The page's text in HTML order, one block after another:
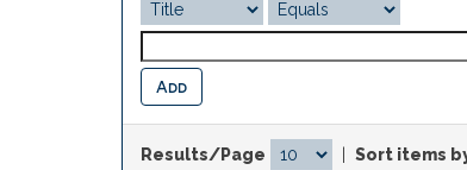
Results/Page Sort items